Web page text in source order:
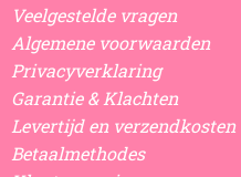
Veelgestelde vragen
Algemene voorwaarden
Privacyverklaring
Garantie & Klachten
Levertijd en verzendkosten
Betaalmethodes